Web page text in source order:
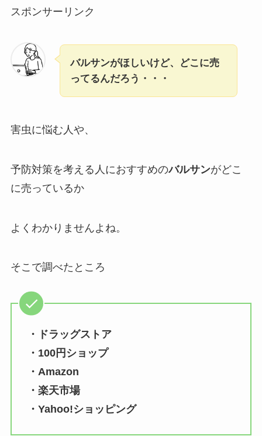
スポンサーリンク
バルサンがほしいけど、どこに売
ってるんだろう・・・
害虫に悩む人や、
予防対策を考える人におすすめのバルサンがどこ
に売っているか
よくわかりませんよね。
そこで調べたところ
・ドラッグストア
・100円ショップ
・Amazon
・楽天市場
・Yahoo!ショッピング